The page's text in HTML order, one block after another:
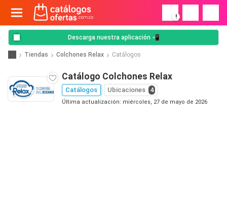
!
Descarga nuestra aplicación 📲
Tiendas Colchones Relax Catálogos
Catálogo Colchones Relax
Catálogos Ubicaciones 4
Última actualización: miércoles, 27 de mayo de 2026